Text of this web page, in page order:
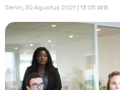
Senin, 30 Agustus 2021 | 13:05 WIB